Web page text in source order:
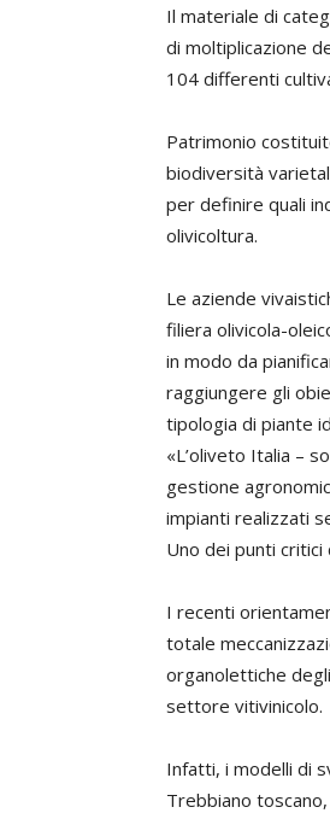
Il materiale di
di moltiplicazione
104 differenti
Patrimonio
biodiversità
per definire quali
olivicoltura.
Le aziende
filiera olivicola-
in modo da
raggiungere gli
tipologia di piante
«L’oliveto Italia –
gestione
impianti realizzati
Uno dei punti
I recenti
totale
organolettiche
settore vitivinicolo.
Infatti, i modelli di
Trebbiano